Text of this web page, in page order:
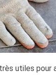
utiles pour